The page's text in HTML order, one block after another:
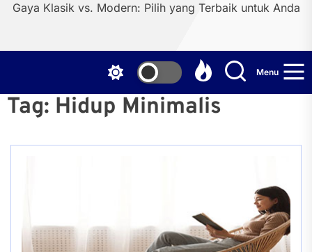
Gaya Klasik vs. Modern: Pilih yang Terbaik untuk Anda
Menu
Tag: Hidup Minimalis